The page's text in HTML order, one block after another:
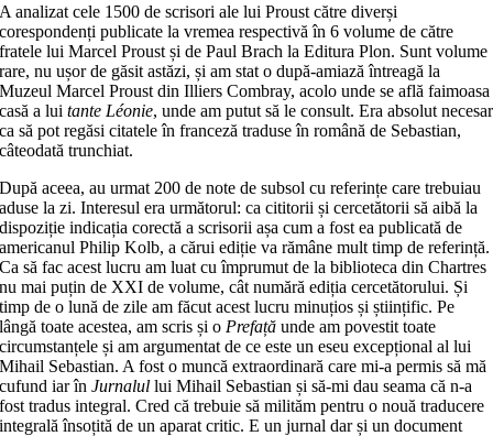
A analizat cele 1500 de scrisori ale lui Proust către diverși
corespondenți publicate la vremea respectivă în 6 volume de către
fratele lui Marcel Proust și de Paul Brach la Editura Plon. Sunt volume
rare, nu ușor de găsit astăzi, și am stat o după-amiază întreagă la
Muzeul Marcel Proust din Illiers Combray, acolo unde se află faimoasa
casă a luitante Léonie, unde am putut să le consult. Era absolut necesar
ca să pot regăsi citatele în franceză traduse în română de Sebastian,
câteodată trunchiat.
După aceea, au urmat 200 de note de subsol cu referințe care trebuiau
aduse la zi. Interesul era următorul: ca cititorii și cercetătorii să aibă la
dispoziție indicația corectă a scrisorii așa cum a fost ea publicată de
americanul Philip Kolb, a cărui ediție va rămâne mult timp de referință.
Ca să fac acest lucru am luat cu împrumut de la biblioteca din Chartres
nu mai puțin de XXI de volume, cât numără ediția cercetătorului. Și
timp de o lună de zile am făcut acest lucru minuțios și științific. Pe
lângă toate acestea, am scris și oPrefață unde am povestit toate
circumstanțele și am argumentat de ce este un eseu excepțional al lui
Mihail Sebastian. A fost o muncă extraordinară care mi-a permis să mă
cufund iar înJurnalul lui Mihail Sebastian și să-mi dau seama că n-a
fost tradus integral. Cred că trebuie să milităm pentru o nouă traducere
integrală însoțită de un aparat critic. E un jurnal dar și un document